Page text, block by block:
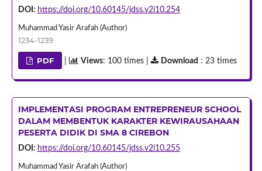
DOI: https://doi.org/10.60145/jdss.v2i10.254
Muhammad Yasir Arafah (Author)
1234-1239
PDF Views: 100 times | Download : 23 times
IMPLEMENTASI PROGRAM ENTREPRENEUR SCHOOL
DALAM MEMBENTUK KARAKTER KEWIRAUSAHAAN
PESERTA DIDIK DI SMA 8 CIREBON
DOI: https://doi.org/10.60145/jdss.v2i10.255
Muhammad Yasir Arafah (Author)